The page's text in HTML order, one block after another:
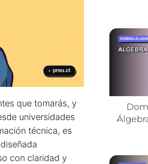
que tomarás, y
universidades
técnica, es
con claridad y